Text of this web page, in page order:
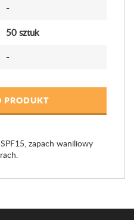
-
50 sztuk
-
PRODUKT
zapach waniliowy